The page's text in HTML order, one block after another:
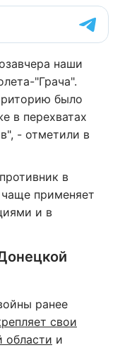
наши
"Грача".
было
в перехватах
- отметили в
в
чаще применяет
и в
ранее
свои
области и